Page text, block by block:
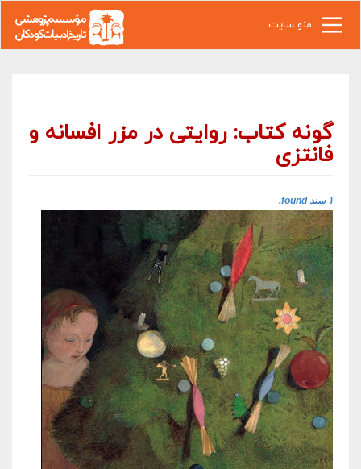
منو سایت
گونه کتاب: روایتی در مزر افسانه و
فانتزی
۱ سند found.